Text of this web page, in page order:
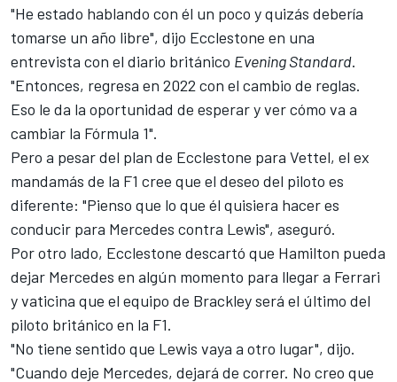
"He estado hablando con él un poco y quizás debería
tomarse un año libre", dijo Ecclestone en una
entrevista con el diario británico Evening Standard.
"Entonces, regresa en 2022 con el cambio de reglas.
Eso le da la oportunidad de esperar y ver cómo va a
cambiar la Fórmula 1".
Pero a pesar del plan de Ecclestone para Vettel, el ex
mandamás de la F1 cree que el deseo del piloto es
diferente: "Pienso que lo que él quisiera hacer es
conducir para Mercedes contra Lewis", aseguró.
Por otro lado, Ecclestone descartó que Hamilton pueda
dejar Mercedes en algún momento para llegar a Ferrari
y vaticina que el equipo de Brackley será el último del
piloto británico en la F1.
"No tiene sentido que Lewis vaya a otro lugar", dijo.
"Cuando deje Mercedes, dejará de correr. No creo que